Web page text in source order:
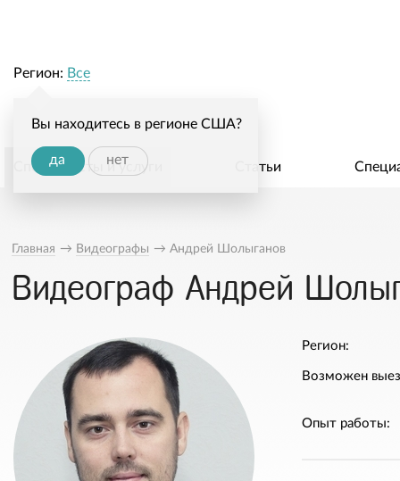
Регион: Все
Вы находитесь в регионе США?
да нет
Специалисты и услуги Статьи
Главная → Видеографы → Андрей Шолыганов
Видеограф Андрей
Регион:
Возможен
Опыт работы: